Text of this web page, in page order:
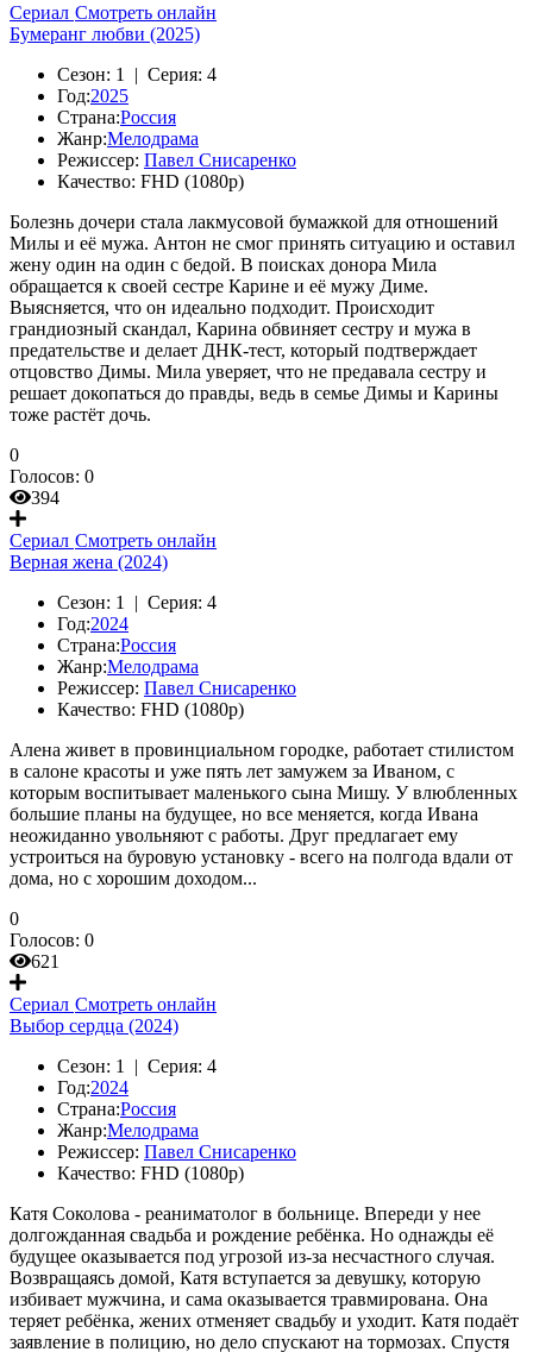
Сериал Смотреть онлайн
Бумеранг любви (2025)
Сезон: 1 | Серия: 4
Год:2025
Страна:Россия
Жанр:Мелодрама
Режиссер: Павел Снисаренко
Качество: FHD (1080p)
Болезнь дочери стала лакмусовой бумажкой для отношений
Милы и её мужа. Антон не смог принять ситуацию и оставил
жену один на один с бедой. В поисках донора Мила
обращается к своей сестре Карине и её мужу Диме.
Выясняется, что он идеально подходит. Происходит
грандиозный скандал, Карина обвиняет сестру и мужа в
предательстве и делает ДНК-тест, который подтверждает
отцовство Димы. Мила уверяет, что не предавала сестру и
решает докопаться до правды, ведь в семье Димы и Карины
тоже растёт дочь.
0
Голосов: 0
394
Сериал Смотреть онлайн
Верная жена (2024)
Сезон: 1 | Серия: 4
Год:2024
Страна:Россия
Жанр:Мелодрама
Режиссер: Павел Снисаренко
Качество: FHD (1080p)
Алена живет в провинциальном городке, работает стилистом
в салоне красоты и уже пять лет замужем за Иваном, с
которым воспитывает маленького сына Мишу. У влюбленных
большие планы на будущее, но все меняется, когда Ивана
неожиданно увольняют с работы. Друг предлагает ему
устроиться на буровую установку - всего на полгода вдали от
дома, но с хорошим доходом...
0
Голосов: 0
621
Сериал Смотреть онлайн
Выбор сердца (2024)
Сезон: 1 | Серия: 4
Год:2024
Страна:Россия
Жанр:Мелодрама
Режиссер: Павел Снисаренко
Качество: FHD (1080p)
Катя Соколова - реаниматолог в больнице. Впереди у нее
долгожданная свадьба и рождение ребёнка. Но однажды её
будущее оказывается под угрозой из-за несчастного случая.
Возвращаясь домой, Катя вступается за девушку, которую
избивает мужчина, и сама оказывается травмирована. Она
теряет ребёнка, жених отменяет свадьбу и уходит. Катя подаёт
заявление в полицию, но дело спускают на тормозах. Спустя